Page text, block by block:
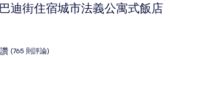
迪街住宿城市法義公寓式飯店
街住宿城市法義公寓式飯店
(765 則評論)